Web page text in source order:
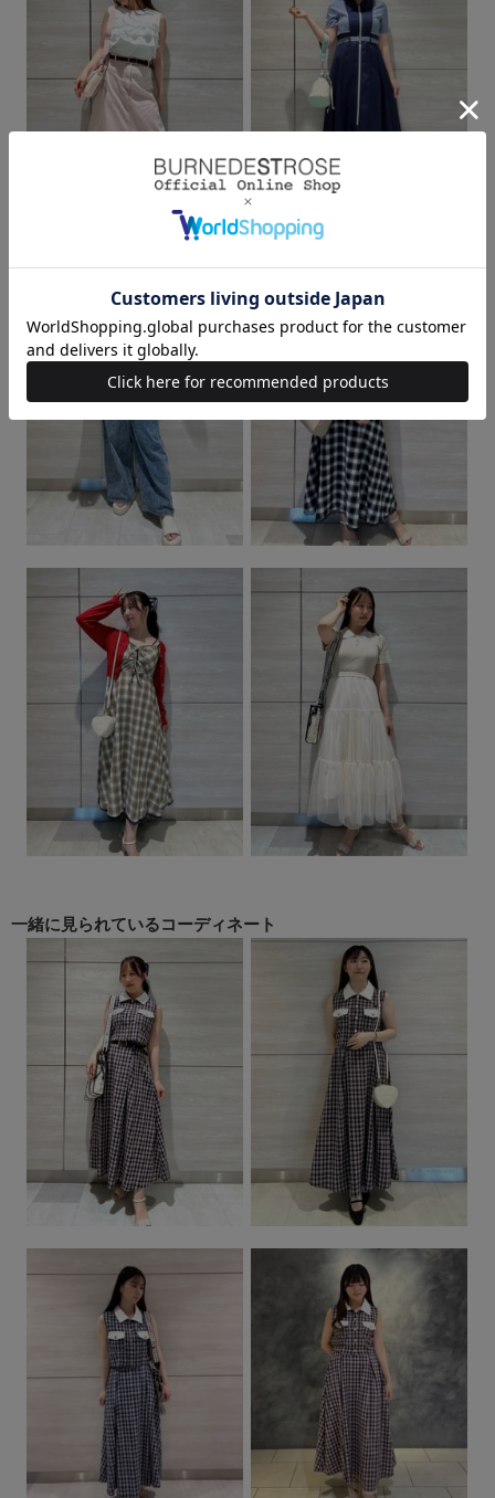
一緒に見られているコーディネート